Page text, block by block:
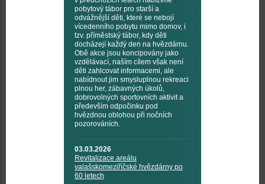
pobytový tábor pro starší a
odvážnější děti, které se nebojí
vícedenního pobytu mimo domov, i
tzv. příměstský tábor, kdy děti
docházejí každý den na hvězdárnu.
Obě akce jsou koncipovány jako
vzdělávací, naším cílem však není
děti zahlcovat informacemi, ale
nabídnout jim smysluplnou rekreaci
plnou her, zábavných úkolů,
dobrovolných sportovních aktivit a
především odpočinku pod
hvězdnou oblohou při nočních
pozorováních.
03.03.2026
Revitalizace areálu
valašskomeziříčské hvězdárny po
60 letech